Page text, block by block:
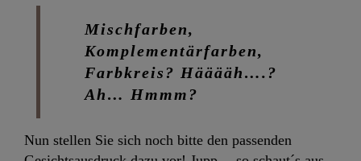
Mischfarben,
Komplementärfarben,
Farbkreis? Hääääh….?
Ah… Hmmm?
Nun stellen Sie sich noch bitte den passenden